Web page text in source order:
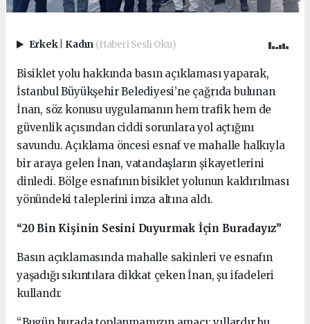
Erkek Kadın (Haberi Sesli Oku)
Bisiklet yolu hakkında basın açıklaması yaparak,
İstanbul Büyükşehir Belediyesi’ne çağrıda bulunan
İnan, söz konusu uygulamanın hem trafik hem de
güvenlik açısından ciddi sorunlara yol açtığını
savundu. Açıklama öncesi esnaf ve mahalle halkıyla
bir araya gelen İnan, vatandaşların şikayetlerini
dinledi. Bölge esnafının bisiklet yolunun kaldırılması
yönündeki taleplerini imza altına aldı.
“20 Bin Kişinin Sesini Duyurmak İçin Buradayız”
Basın açıklamasında mahalle sakinleri ve esnafın
yaşadığı sıkıntılara dikkat çeken İnan, şu ifadeleri
kullandı: